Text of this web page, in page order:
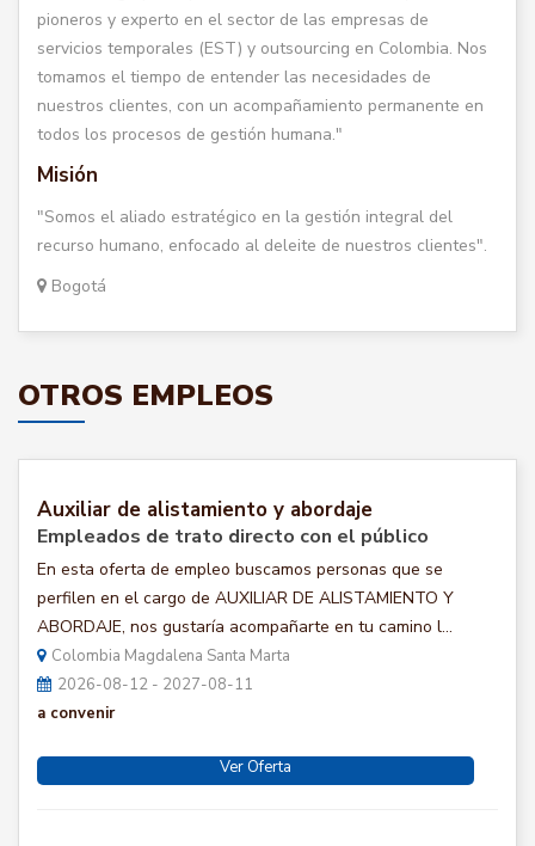
pioneros y experto en el sector de las empresas de
servicios temporales (EST) y outsourcing en Colombia. Nos
tomamos el tiempo de entender las necesidades de
nuestros clientes, con un acompañamiento permanente en
todos los procesos de gestión humana."
Misión
"Somos el aliado estratégico en la gestión integral del
recurso humano, enfocado al deleite de nuestros clientes".
Bogotá
OTROS EMPLEOS
Auxiliar de alistamiento y abordaje
Empleados de trato directo con el público
En esta oferta de empleo buscamos personas que se
perfilen en el cargo de AUXILIAR DE ALISTAMIENTO Y
ABORDAJE, nos gustaría acompañarte en tu camino l...
Colombia Magdalena Santa Marta
2026-08-12 - 2027-08-11
a convenir
Ver Oferta